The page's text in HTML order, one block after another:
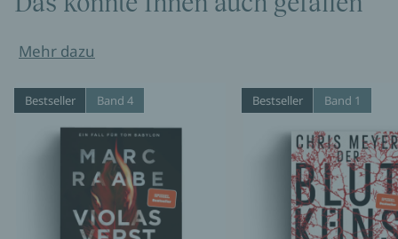
Mehr dazu
Bestseller Band 4 Bestseller Band 1